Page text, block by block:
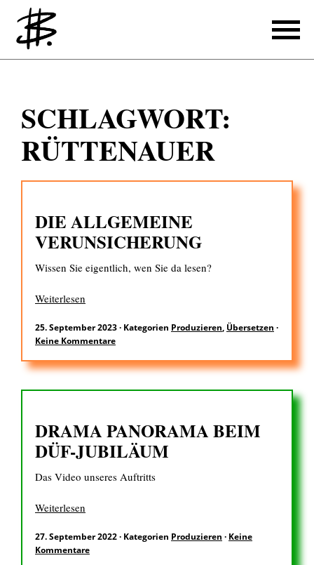
Schreiben
Referenzen
Produzieren
Übersetzen
Referenzen
Über mich
EN
Suchen
nach:
SCHLAGWORT:
RÜTTENAUER
DIE ALLGEMEINE
VERUNSICHERUNG
Wissen Sie eigentlich, wen Sie da lesen?
Weiterlesen
25. September 2023· Kategorien Produzieren, Übersetzen ·
Keine Kommentare
DRAMA PANORAMA BEIM
DÜF-JUBILÄUM
Das Video unseres Auftritts
Weiterlesen
27. September 2022· Kategorien Produzieren · Keine
Kommentare